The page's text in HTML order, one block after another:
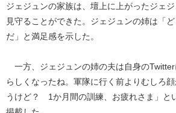
ジェジュンの家族は、壇上に上がったジェ
見守ることができた。ジェジュンの姉は「
だ」と満足感を示した。
一方、ジェジュンの姉の夫は自身の
らしくなったね。軍隊に行く前よりむしろ
うけど？ 1か月間の訓練、お疲れさま」と